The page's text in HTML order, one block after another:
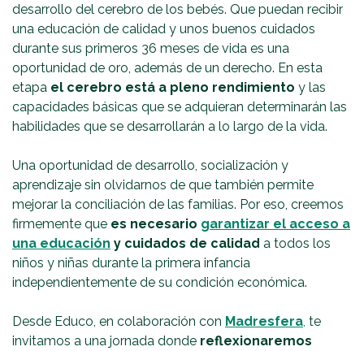
desarrollo del cerebro de los bebés. Que puedan recibir
una educación de calidad y unos buenos cuidados
durante sus primeros 36 meses de vida es una
oportunidad de oro, además de un derecho. En esta
etapa el cerebro está a pleno rendimiento y las
capacidades básicas que se adquieran determinarán las
habilidades que se desarrollarán a lo largo de la vida.
Una oportunidad de desarrollo, socialización y
aprendizaje sin olvidarnos de que también permite
mejorar la conciliación de las familias. Por eso, creemos
firmemente que es necesario garantizar el acceso a
una educación y cuidados de calidad a todos los
niños y niñas durante la primera infancia
independientemente de su condición económica.
Desde Educo, en colaboración con Madresfera te
invitamos a una jornada donde reflexionaremos